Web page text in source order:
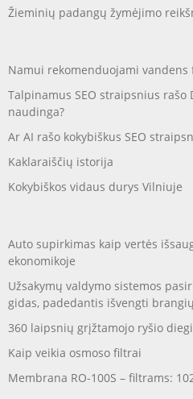
Žieminių padangų žymėjimo
Namui rekomenduojami vandens
Talpinamus SEO straipsnius rašo
naudinga?
Ar AI rašo kokybiškus SEO
Kaklaraiščių istorija
Kokybiškos vidaus durys Vilniuje
Auto supirkimas kaip vertės
ekonomikoje
Užsakymų valdymo sistemos
gidas, padedantis išvengti
360 laipsnių grįžtamojo ryšio
Kaip veikia osmoso filtrai
Membrana RO-100S – filtrams: